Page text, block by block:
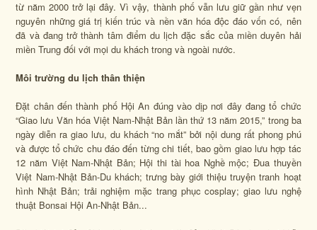
từ năm 2000 trở lại đây. Vì vậy, thành phố vẫn lưu giữ gần như vẹn
nguyên những giá trị kiến trúc và nền văn hóa độc đáo vốn có, nên
đã và đang trở thành tâm điểm du lịch đặc sắc của miền duyên hải
miền Trung đối với mọi du khách trong và ngoài nước.
Môi trường du lịch thân thiện
Đặt chân đến thành phố Hội An đúng vào dịp nơi đây đang tổ chức
“Giao lưu Văn hóa Việt Nam-Nhật Bản lần thứ 13 năm 2015,” trong ba
ngày diễn ra giao lưu, du khách “no mắt” bởi nội dung rất phong phú
và được tổ chức chu đáo đến từng chi tiết, bao gồm giao lưu hợp tác
12 năm Việt Nam-Nhật Bản; Hội thi tài hoa Nghề mộc; Đua thuyền
Việt Nam-Nhật Bản-Du khách; trưng bày giới thiệu truyện tranh hoạt
hình Nhật Bản; trải nghiệm mặc trang phục cosplay; giao lưu nghệ
thuật Bonsai Hội An-Nhật Bản...